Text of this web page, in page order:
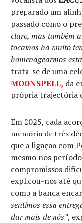
preparado um
passado como o
claro, mas também
tocamos há muito
homenagearmos
trata-se de uma
MOONSPELL, da
própria trajectória
Em 2025, cada
memória de três
que a ligação com
mesmo nos
compromissos
explicou-nos até
como a banda
sentimos essa
dar mais de nós”,